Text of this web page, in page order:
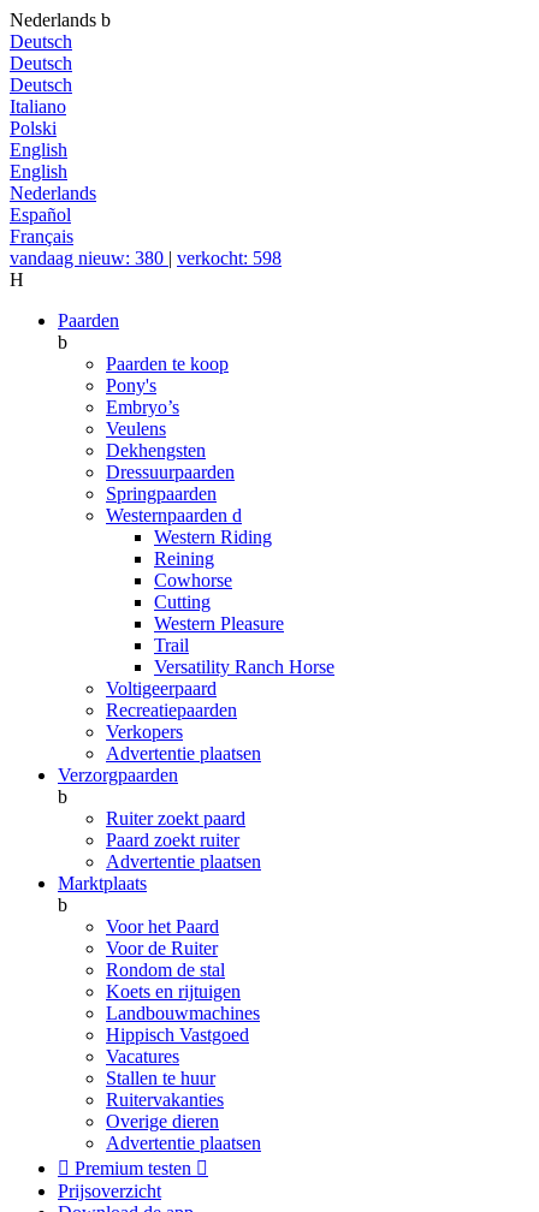
Nederlands b
Deutsch
Deutsch
Deutsch
Italiano
Polski
English
English
Nederlands
Español
Français
vandaag nieuw: 380 | verkocht: 598
H
Paarden
b
Paarden te koop
Pony's
Embryo’s
Veulens
Dekhengsten
Dressuurpaarden
Springpaarden
Westernpaarden d
Western Riding
Reining
Cowhorse
Cutting
Western Pleasure
Trail
Versatility Ranch Horse
Voltigeerpaard
Recreatiepaarden
Verkopers
Advertentie plaatsen
Verzorgpaarden
b
Ruiter zoekt paard
Paard zoekt ruiter
Advertentie plaatsen
Marktplaats
b
Voor het Paard
Voor de Ruiter
Rondom de stal
Koets en rijtuigen
Landbouwmachines
Hippisch Vastgoed
Vacatures
Stallen te huur
Ruitervakanties
Overige dieren
Advertentie plaatsen
 Premium testen 
Prijsoverzicht